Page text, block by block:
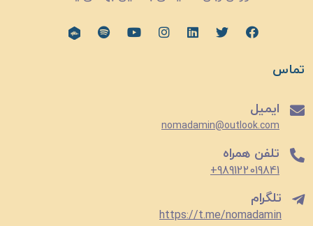
تماس
ایمیل
nomadamin@outlook.com
تلفن همراه
989122019841+
تلگرام
https://t.me/nomadamin